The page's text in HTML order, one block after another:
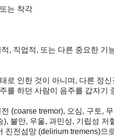
는 착각
직업적, 또는 다른 중요한 기
인한 것이 아니며, 다른 정신
하던 사람이 음주를 갑자기
(coarse tremor), 오심, 구토,
안, 우울, 과민성, 기립성 저
전섬망 (delirium tremens)으